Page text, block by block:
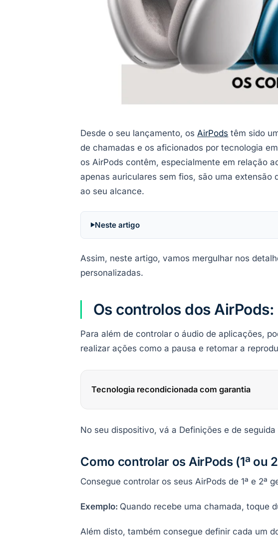
Desde o seu lançamento, os AirPods têm sido
de chamadas e os aficionados por tecnologia
os AirPods contêm, especialmente em relação
apenas auriculares sem fios, são uma
ao seu alcance.
Neste artigo
Assim, neste artigo, vamos mergulhar nos
personalizadas.
Os controlos dos AirPods:
Para além de controlar o áudio de aplicações,
realizar ações como a pausa e retomar a
Tecnologia recondicionada com garantia
No seu dispositivo, vá a Definições e de
Como controlar os AirPods (1ª ou
Consegue controlar os seus AirPods de 1ª e 2ª
Exemplo: Quando recebe uma chamada, toque
Além disto, também consegue definir cada um